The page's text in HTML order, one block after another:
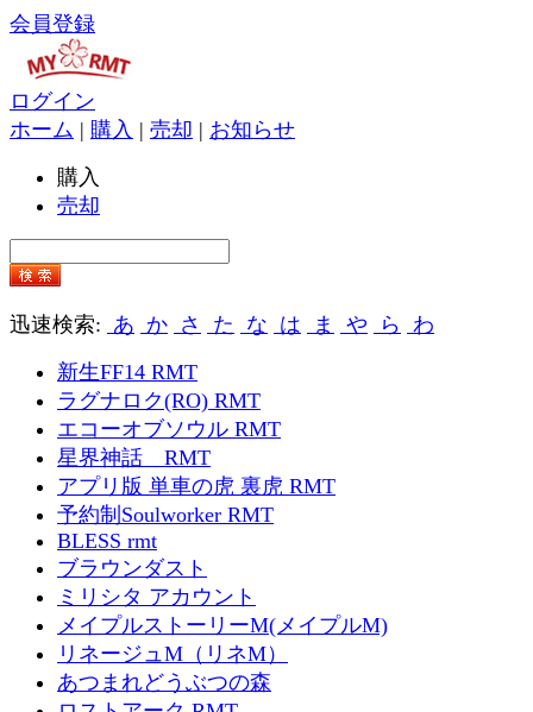
会員登録
ログイン
ホーム | 購入 | 売却 | お知らせ
購入
売却
迅速検索: あ か さ た な は ま や ら わ
新生FF14 RMT
ラグナロク(RO) RMT
エコーオブソウル RMT
星界神話 RMT
アプリ版 単車の虎 裏虎 RMT
予約制Soulworker RMT
BLESS rmt
ブラウンダスト
ミリシタ アカウント
メイプルストーリーM(メイプルM)
リネージュM（リネM）
あつまれどうぶつの森